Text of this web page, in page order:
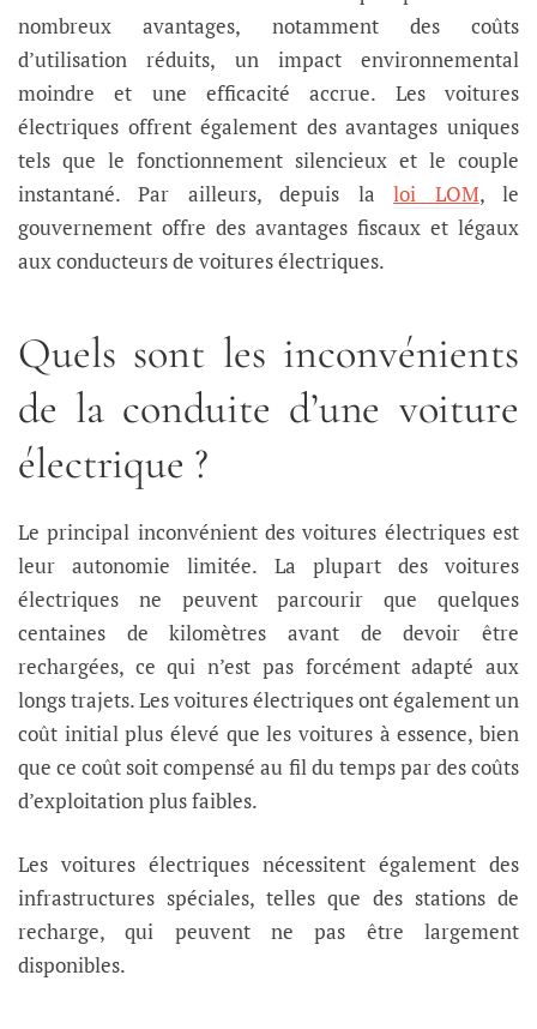
nombreux avantages, notamment des coûts
d’utilisation réduits, un impact environnemental
moindre et une efficacité accrue. Les voitures
électriques offrent également des avantages uniques
tels que le fonctionnement silencieux et le couple
instantané. Par ailleurs, depuis laloi LOM, le
gouvernement offre des avantages fiscaux et légaux
aux conducteurs de voitures électriques.
Quels sont les inconvénients
de la conduite d’une voiture
électrique ?
Le principal inconvénient des voitures électriques est
leur autonomie limitée. La plupart des voitures
électriques ne peuvent parcourir que quelques
centaines de kilomètres avant de devoir être
rechargées, ce qui n’est pas forcément adapté aux
longs trajets. Les voitures électriques ont également un
coût initial plus élevé que les voitures à essence, bien
que ce coût soit compensé au fil du temps par des coûts
d’exploitation plus faibles.
Les voitures électriques nécessitent également des
infrastructures spéciales, telles que des stations de
recharge, qui peuvent ne pas être largement
disponibles.